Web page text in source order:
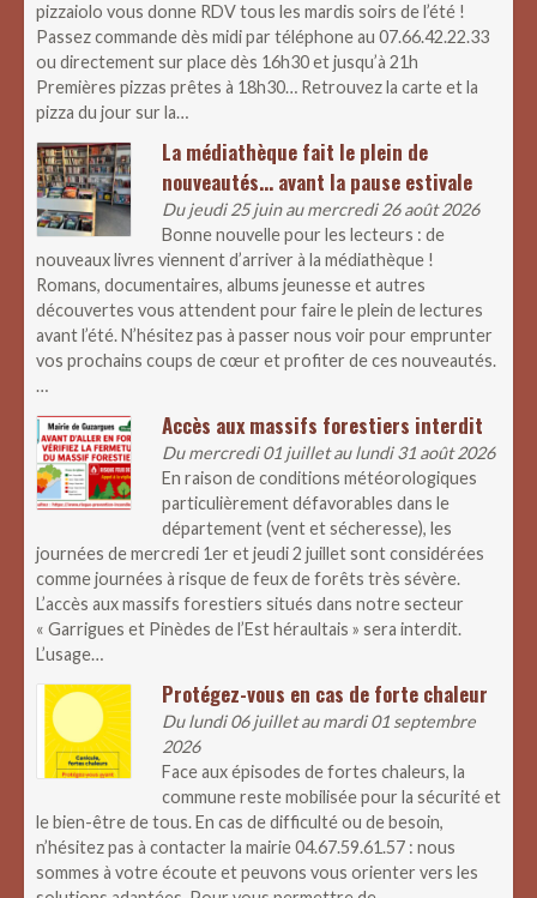
pizzaiolo vous donne RDV tous les mardis soirs de l’été !
Passez commande dès midi par téléphone au 07.66.42.22.33
ou directement sur place dès 16h30 et jusqu’à 21h
Premières pizzas prêtes à 18h30… Retrouvez la carte et la
pizza du jour sur la…
La médiathèque fait le plein de
nouveautés… avant la pause estivale
Du jeudi 25 juin au mercredi 26 août 2026
Bonne nouvelle pour les lecteurs : de
nouveaux livres viennent d’arriver à la médiathèque !
Romans, documentaires, albums jeunesse et autres
découvertes vous attendent pour faire le plein de lectures
avant l’été. N’hésitez pas à passer nous voir pour emprunter
vos prochains coups de cœur et profiter de ces nouveautés.
…
Accès aux massifs forestiers interdit
Du mercredi 01 juillet au lundi 31 août 2026
En raison de conditions météorologiques
particulièrement défavorables dans le
département (vent et sécheresse), les
journées de mercredi 1er et jeudi 2 juillet sont considérées
comme journées à risque de feux de forêts très sévère.
L’accès aux massifs forestiers situés dans notre secteur
« Garrigues et Pinèdes de l’Est héraultais » sera interdit.
L’usage…
Protégez-vous en cas de forte chaleur
Du lundi 06 juillet au mardi 01 septembre
2026
Face aux épisodes de fortes chaleurs, la
commune reste mobilisée pour la sécurité et
le bien-être de tous. En cas de difficulté ou de besoin,
n’hésitez pas à contacter la mairie 04.67.59.61.57 : nous
sommes à votre écoute et peuvons vous orienter vers les